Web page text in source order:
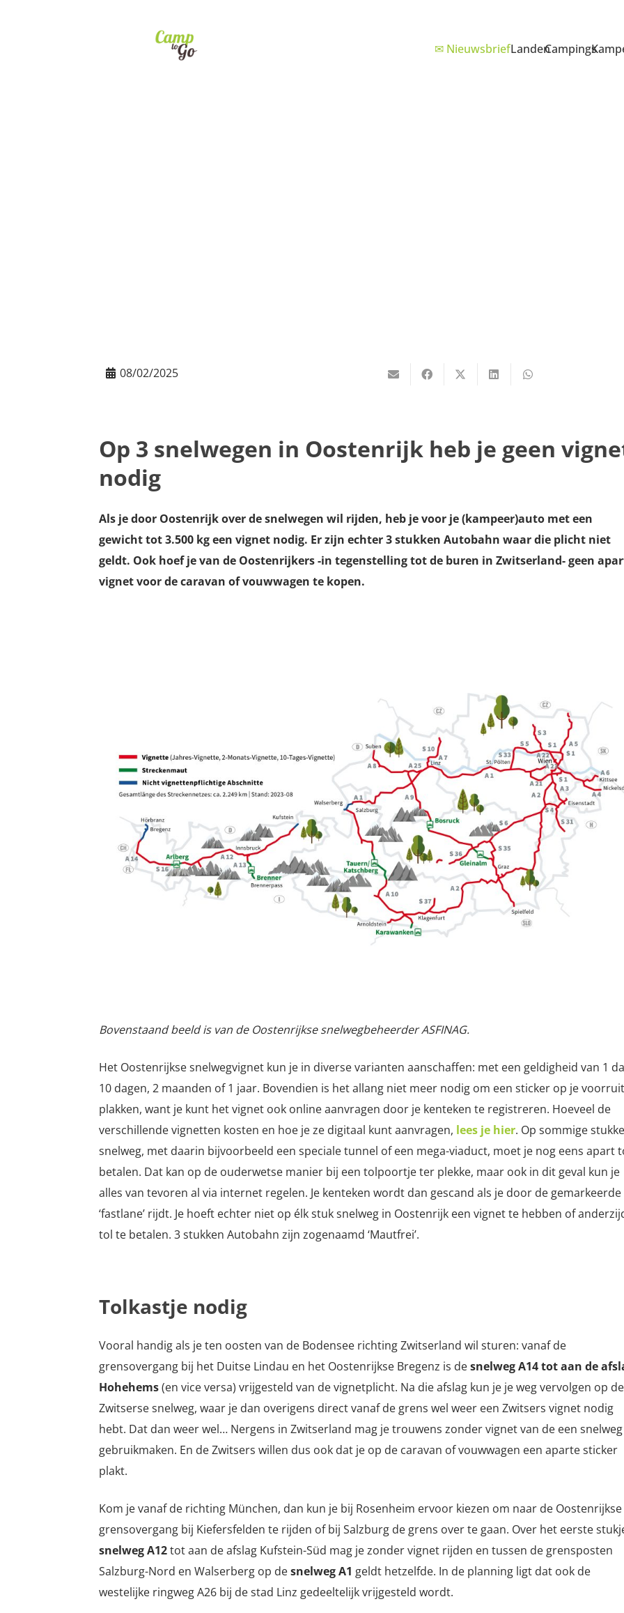
✉ NieuwsbriefLandenCampings
08/02/2025
Op 3 snelwegen in Oostenrijk heb je geen
nodig
Als je door Oostenrijk over de snelwegen wil rijden, heb je voor je (kampeer)auto met een
gewicht tot 3.500 kg een vignet nodig. Er zijn echter 3 stukken Autobahn waar die plicht niet
geldt. Ook hoef je van de Oostenrijkers -in tegenstelling tot de buren in Zwitserland- geen
vignet voor de caravan of vouwwagen te kopen.
Bovenstaand beeld is van de Oostenrijkse snelwegbeheerder ASFINAG.
Het Oostenrijkse snelwegvignet kun je in diverse varianten aanschaffen: met een geldigheid van 1
10 dagen, 2 maanden of 1 jaar. Bovendien is het allang niet meer nodig om een sticker op je
plakken, want je kunt het vignet ook online aanvragen door je kenteken te registreren. Hoeveel de
verschillende vignetten kosten en hoe je ze digitaal kunt aanvragen, lees je hier. Op sommige
snelweg, met daarin bijvoorbeeld een speciale tunnel of een mega-viaduct, moet je nog eens apart
betalen. Dat kan op de ouderwetse manier bij een tolpoortje ter plekke, maar ook in dit geval kun je
alles van tevoren al via internet regelen. Je kenteken wordt dan gescand als je door de gemarkeerde
‘fastlane’ rijdt. Je hoeft echter niet op élk stuk snelweg in Oostenrijk een vignet te hebben of
tol te betalen. 3 stukken Autobahn zijn zogenaamd ‘Mautfrei’.
Tolkastje nodig
Vooral handig als je ten oosten van de Bodensee richting Zwitserland wil sturen: vanaf de
grensovergang bij het Duitse Lindau en het Oostenrijkse Bregenz is desnelweg A14 tot aan de
Hohehems(en vice versa) vrijgesteld van de vignetplicht. Na die afslag kun je je weg vervolgen op de
Zwitserse snelweg, waar je dan overigens direct vanaf de grens wel weer een Zwitsers vignet nodig
hebt. Dat dan weer wel… Nergens in Zwitserland mag je trouwens zonder vignet van de een snelweg
gebruikmaken. En de Zwitsers willen dus ook dat je op de caravan of vouwwagen een aparte sticker
plakt.
Kom je vanaf de richting München, dan kun je bij Rosenheim ervoor kiezen om naar de Oostenrijkse
grensovergang bij Kiefersfelden te rijden of bij Salzburg de grens over te gaan. Over het eerste
snelweg A12tot aan de afslag Kufstein-Süd mag je zonder vignet rijden en tussen de grensposten
Salzburg-Nord en Walserberg op desnelweg A1 geldt hetzelfde. In de planning ligt dat ook de
westelijke ringweg A26 bij de stad Linz gedeeltelijk vrijgesteld wordt.